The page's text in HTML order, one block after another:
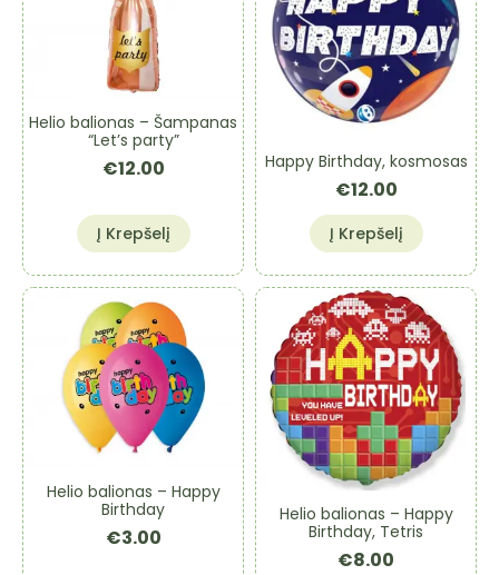
Helio balionas – Šampanas
“Let’s party”
€12.00
Į Krepšelį
Happy Birthday, kosmosas
€12.00
Į Krepšelį
Helio balionas – Happy
Birthday
€3.00
Helio balionas – Happy
Birthday, Tetris
€8.00